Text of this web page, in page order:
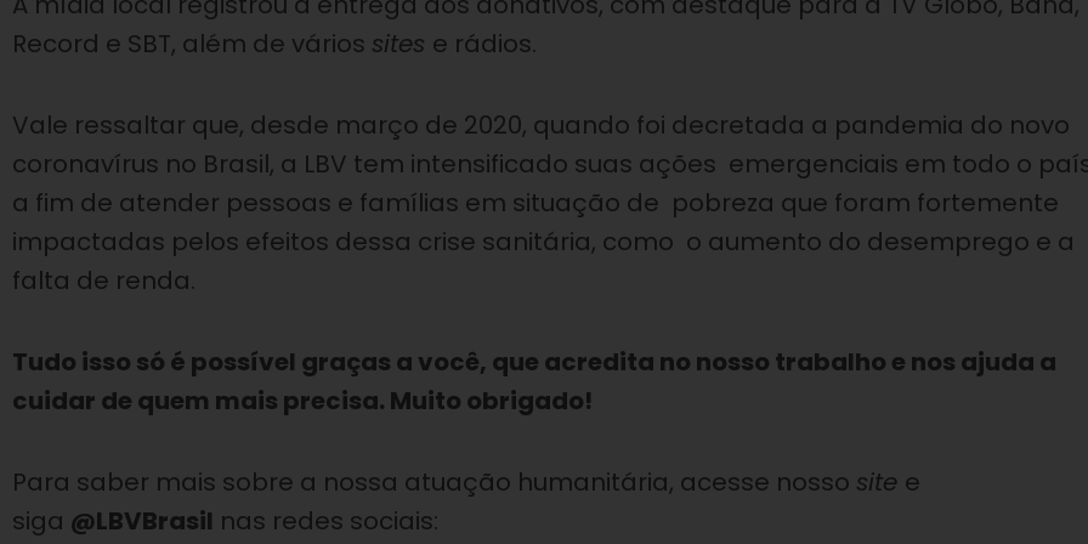
Record e SBT, além de vários sites e rádios.
Vale ressaltar que, desde março de 2020, quando foi decretada a pandemia do novo
coronavírus no Brasil, a LBV tem intensificado suas ações emergenciais em todo o
a fim de atender pessoas e famílias em situação de pobreza que foram fortemente
impactadas pelos efeitos dessa crise sanitária, como o aumento do desemprego e a
falta de renda.
Tudo isso só é possível graças a você, que acredita no nosso trabalho e nos ajuda a
cuidar de quem mais precisa. Muito obrigado!
Para saber mais sobre a nossa atuação humanitária, acesse nosso site e
siga @LBVBrasil nas redes sociais: